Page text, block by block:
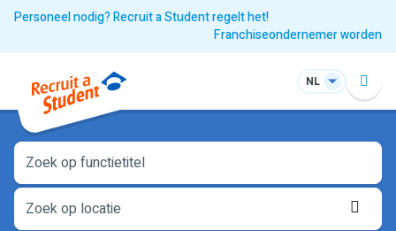
Personeel nodig? Recruit a Student regelt het!
Franchiseondernemer worden
NL